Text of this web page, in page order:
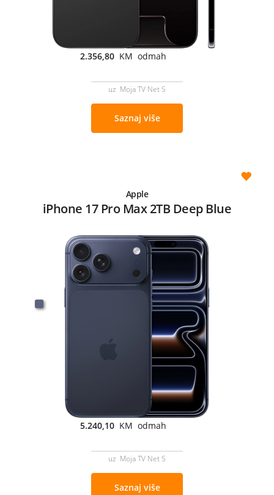
2.356,80 KM odmah
uz Moja TV Net S
Saznaj više
Apple
iPhone 17 Pro Max 2TB Deep Blue
5.240,10 KM odmah
uz Moja TV Net S
Saznaj više